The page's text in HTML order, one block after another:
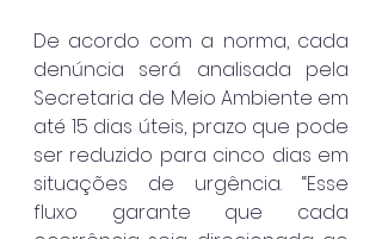
De acordo com a norma, cada
denúncia será analisada pela
Secretaria de Meio Ambiente em
até 15 dias úteis, prazo que pode
ser reduzido para cinco dias em
situações de urgência. “Esse
fluxo garante que cada